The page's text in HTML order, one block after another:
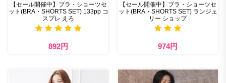
【セール開催中】ブラ・ショーツセ
ット(BRA・SHORTS SET) 133pp コ
スプレ えろ
892円
【セール開催中】ブラ・ショーツセ
ット(BRA・SHORTS SET) ランジェ
リー ショップ
974円